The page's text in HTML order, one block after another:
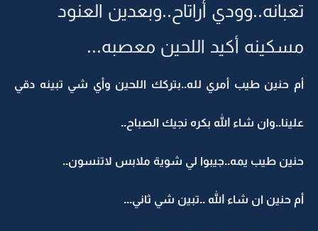
تعبانه..وودي أراتاح..وبعدين العنود
مسكينه أكيد اللحين معصبه...
أم حنين طيب أمري لله..بتركك اللحين وأي شي تبينه دقي
علينا..وان شاء الله بكره نجيك الصباح..
حنين طيب يمه..جيبوا لي شوية ملابس لاتنسون..
أم حنين ان شاء الله ..تبين شي ثاني...